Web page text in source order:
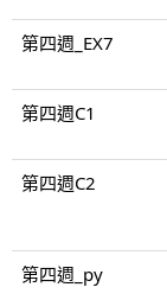
第四週_EX7
第四週C1
第四週C2
第四週_py